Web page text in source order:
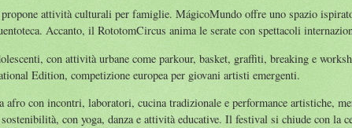
attività culturali per famiglie. MágicoMundo offre uno spazio
Accanto, il RototomCircus anima le serate con spettacoli
con attività urbane come parkour, basket, graffiti, breaking e
Edition, competizione europea per giovani artisti emergenti.
afro con incontri, laboratori, cucina tradizionale e performance artistiche,
sostenibilità, con yoga, danza e attività educative. Il festival si chiude con la